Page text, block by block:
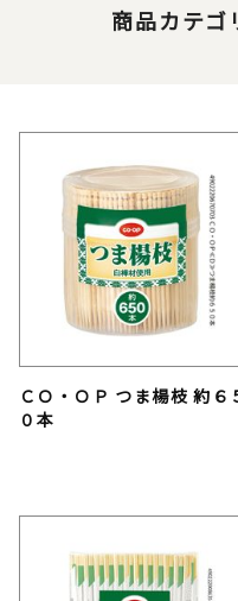
商品カテゴ
ＣＯ・ＯＰ つま楊枝 約６
０本